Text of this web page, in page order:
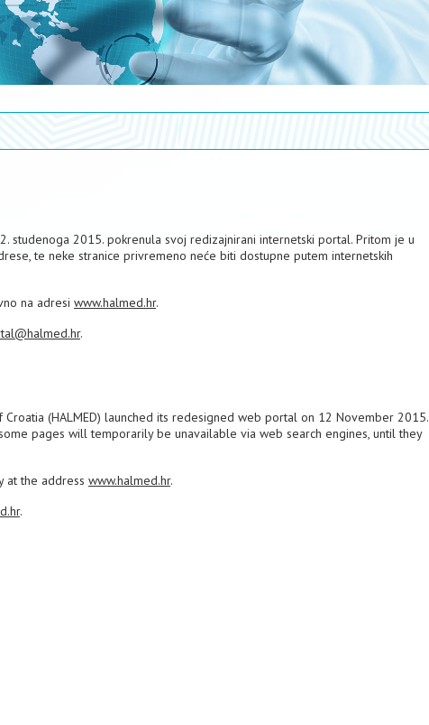
studenoga 2015. pokrenula svoj redizajnirani internetski portal. Pritom je u
te neke stranice privremeno neće biti dostupne putem internetskih
na adresi www.halmed.hr.
.
(HALMED) launched its redesigned web portal on 12 November 2015.
pages will temporarily be unavailable via web search engines, until they
at the address www.halmed.hr.
.